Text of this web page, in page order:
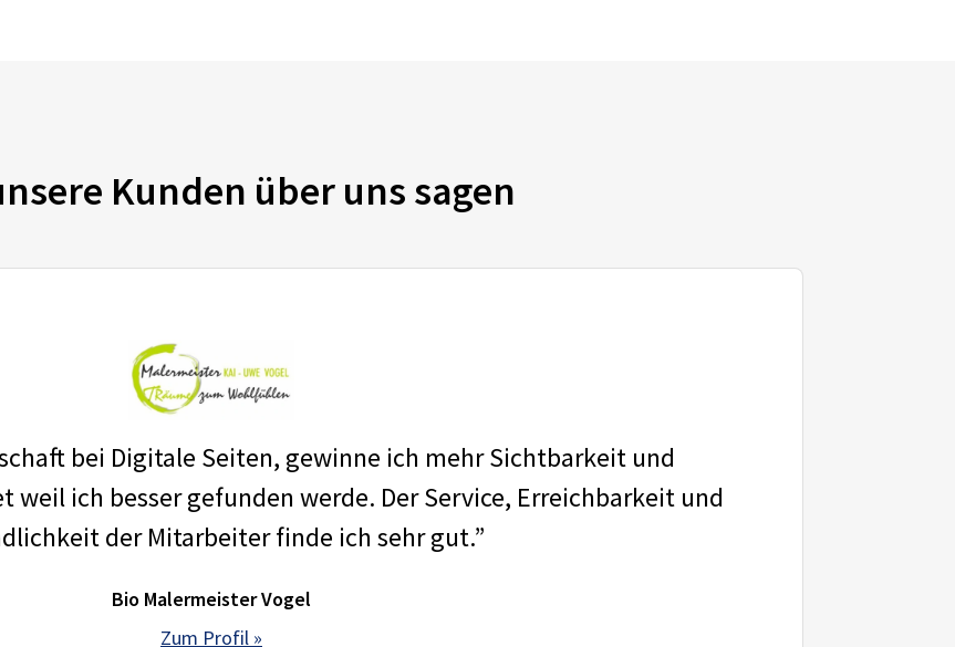
Kunden über uns sagen
bei Digitale Seiten, gewinne ich mehr Sichtbarkeit und
ich besser gefunden werde. Der Service, Erreichbarkeit und
der Mitarbeiter finde ich sehr gut.”
Bio Malermeister Vogel
Zum Profil »